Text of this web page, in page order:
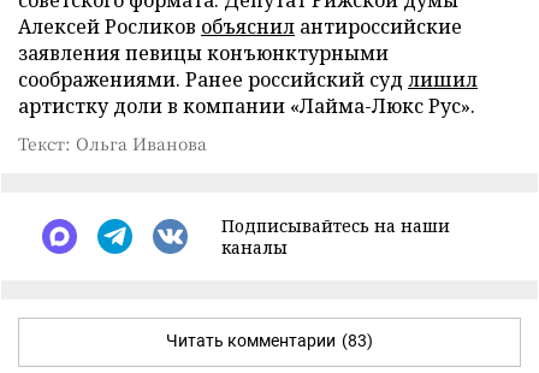
Алексей Росликов объяснил антироссийские
заявления певицы конъюнктурными
соображениями. Ранее российский суд лишил
артистку доли в компании «Лайма-Люкс Рус».
Текст: Ольга Иванова
Подписывайтесь на наши
каналы
Читать комментарии (83)